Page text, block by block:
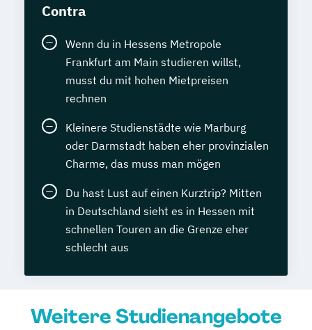
Contra
Wenn du in Hessens Metropole
Frankfurt am Main studieren willst,
musst du mit hohen Mietpreisen
rechnen
Kleinere Studienstädte wie Marburg
oder Darmstadt haben eher provinzialen
Charme, das muss man mögen
Du hast Lust auf einen Kurztrip? Mitten
in Deutschland sieht es in Hessen mit
schnellen Touren an die Grenze eher
schlecht aus
Weitere Studienangebote